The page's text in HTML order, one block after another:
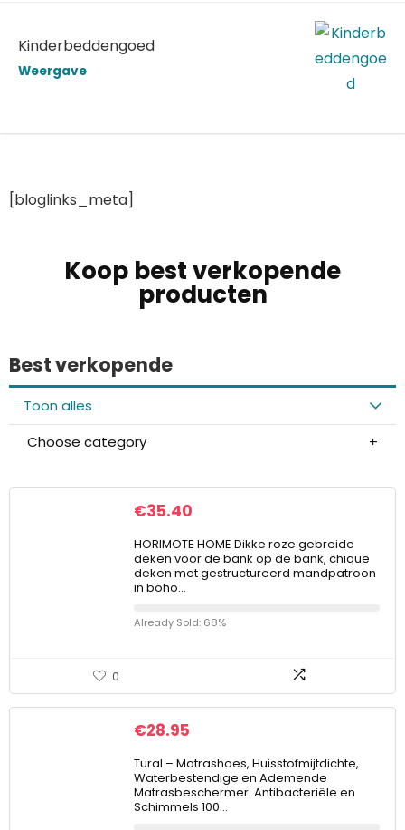
Kinderbeddengoed
Weergave
[bloglinks_meta]
Koop best verkopende
producten
Best verkopende
Toon alles
Choose category
€35.40
HORIMOTE HOME Dikke roze gebreide
deken voor de bank op de bank, chique
deken met gestructureerd mandpatroon
in boho…
Already Sold: 68%
0
€28.95
Tural – Matrashoes, Huisstofmijtdichte,
Waterbestendige en Ademende
Matrasbeschermer. Antibacteriële en
Schimmels 100…